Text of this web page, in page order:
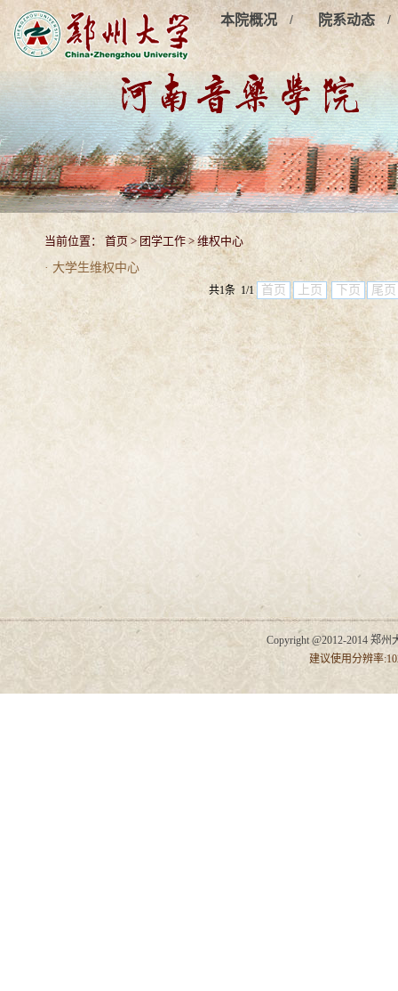
本院概况 / 院系动态 /
当前位置： 首页 > 团学工作>维权中心
· 大学生维权中心
共1条 1/1 首页 上页 下页 尾页
Copyright @2012-2014 郑州
建议使用分辨率